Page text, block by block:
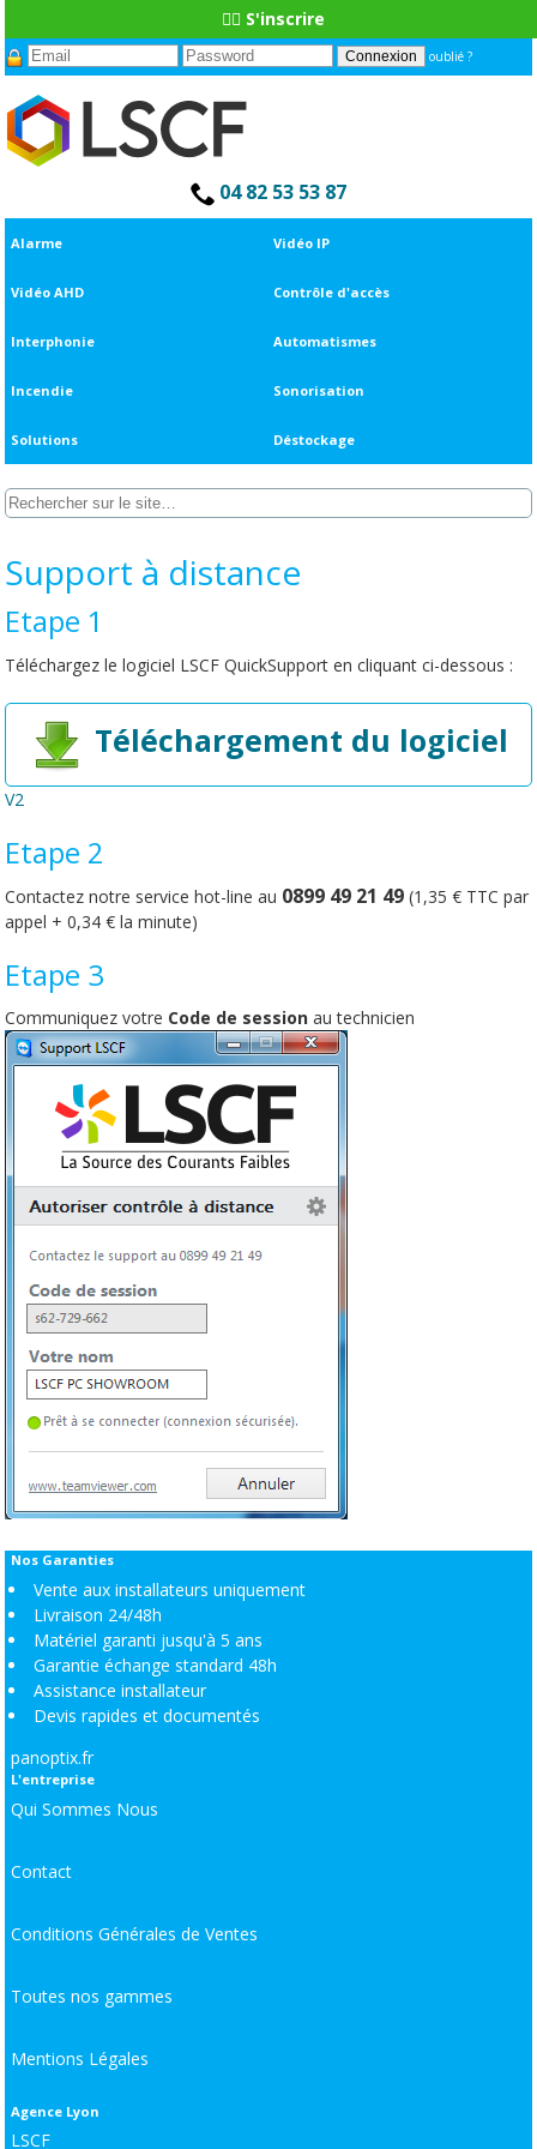
👆🏼 S'inscrire
oublié ?
04 82 53 53 87
Alarme Vidéo IP
Vidéo AHD Contrôle d'accès
Interphonie Automatismes
Incendie Sonorisation
Solutions Déstockage
Support à distance
Etape 1
Téléchargez le logiciel LSCF QuickSupport en cliquant ci-dessous :
Téléchargement du logiciel
V2
Etape 2
Contactez notre service hot-line au 0899 49 21 49 (1,35 € TTC par
appel + 0,34 € la minute)
Etape 3
Communiquez votre Code de session au technicien
Nos Garanties
Vente aux installateurs uniquement
Livraison 24/48h
Matériel garanti jusqu'à 5 ans
Garantie échange standard 48h
Assistance installateur
Devis rapides et documentés
panoptix.fr
L'entreprise
Qui Sommes Nous
Contact
Conditions Générales de Ventes
Toutes nos gammes
Mentions Légales
Agence Lyon
LSCF